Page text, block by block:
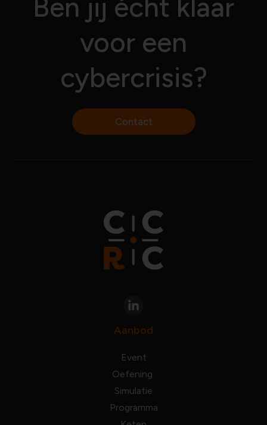
Ben jij écht klaar
voor een
cybercrisis?
Contact
Aanbod
Event
Oefening
Simulatie
Programma